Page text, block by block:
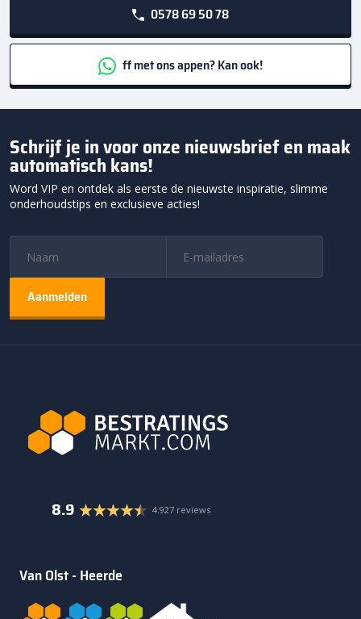
0578 69 50 78
ff met ons appen? Kan ook!
Schrijf je in voor onze nieuwsbrief en maak
automatisch kans!
Word VIP en ontdek als eerste de nieuwste inspiratie, slimme
onderhoudstips en exclusieve acties!
8.9 4.927 reviews
Van Olst - Heerde